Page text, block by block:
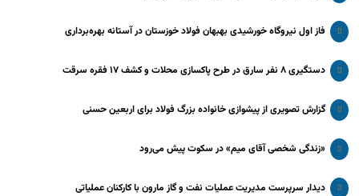
فاز اول نیروگاه خورشیدی بهبهان فولاد خوزستان در آستانه بهره‌برداری
دستگیری ۸ نفر سارق در طرح پاکسازی محلات و کشف ۱۷ فقره سرقت
گزارش تصویری از پیشوازی خانواده بزرگ فولاد برای اربعین حسنی
«زندگی شخصی آقای میم» در سکوت پیش می‌رود
دیدار سرپرست مدیریت عملیات نفت و گاز مارون با کارکنان عملیاتی